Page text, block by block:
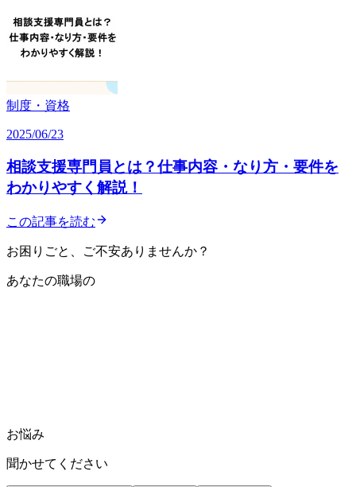
制度・資格
2025/06/23
相談支援専門員とは？仕事内容・なり方・要件を
わかりやすく解説！
この記事を読む
お困りごと、ご不安ありませんか？
あなたの職場の
お悩み
聞かせてください